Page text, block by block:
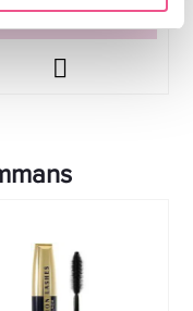
I VARUKORGEN